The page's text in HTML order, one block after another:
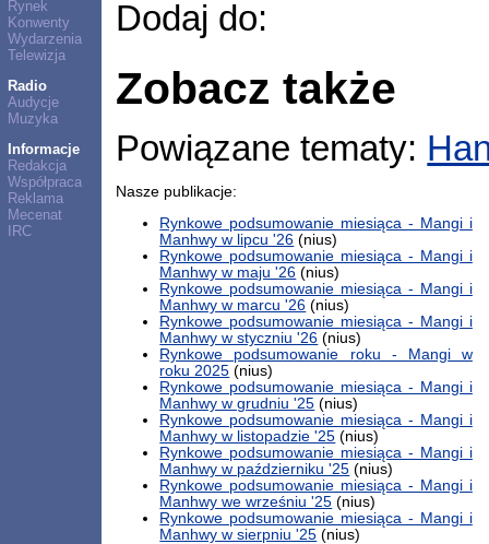
Rynek
Konwenty
Wydarzenia
Telewizja
Radio
Audycje
Muzyka
Informacje
Redakcja
Współpraca
Reklama
Mecenat
IRC
Dodaj do:
Zobacz także
Powiązane tematy:
Nasze publikacje:
Rynkowe podsumowanie miesiąca - Mangi i
Manhwy w lipcu '26 (nius)
Rynkowe podsumowanie miesiąca - Mangi i
Manhwy w maju '26 (nius)
Rynkowe podsumowanie miesiąca - Mangi i
Manhwy w marcu '26 (nius)
Rynkowe podsumowanie miesiąca - Mangi i
Manhwy w styczniu '26 (nius)
Rynkowe podsumowanie roku - Mangi w
roku 2025 (nius)
Rynkowe podsumowanie miesiąca - Mangi i
Manhwy w grudniu '25 (nius)
Rynkowe podsumowanie miesiąca - Mangi i
Manhwy w listopadzie '25 (nius)
Rynkowe podsumowanie miesiąca - Mangi i
Manhwy w październiku '25 (nius)
Rynkowe podsumowanie miesiąca - Mangi i
Manhwy we wrześniu '25 (nius)
Rynkowe podsumowanie miesiąca - Mangi i
Manhwy w sierpniu '25 (nius)